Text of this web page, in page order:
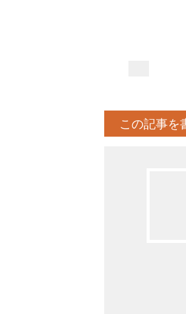
この記事を